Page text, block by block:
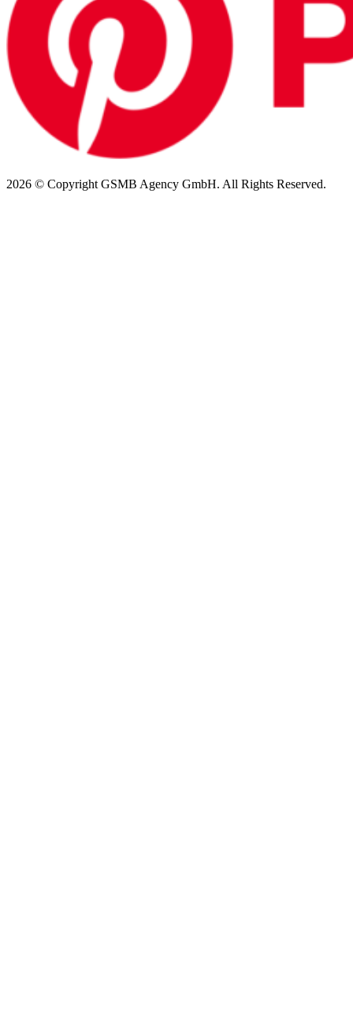
2026 © Copyright GSMB Agency GmbH. All Rights Reserved.